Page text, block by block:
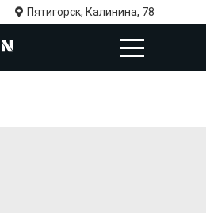
Пятигорск, Калинина, 78